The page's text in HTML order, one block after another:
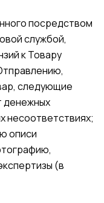
посредством
службой,
к Товару
следующие
денежных
несоответствиях;
описи
(в